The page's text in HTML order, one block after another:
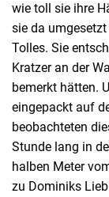
wie toll sie ihre
sie da
Tolles. Sie
Kratzer an der
bemerkt hätten.
eingepackt auf
beobachteten
Stunde lang in
halben Meter
zu Dominiks